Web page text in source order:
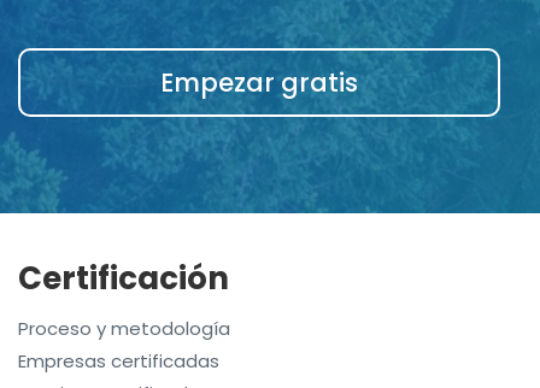
Empezar gratis
Certificación
Proceso y metodología
Empresas certificadas